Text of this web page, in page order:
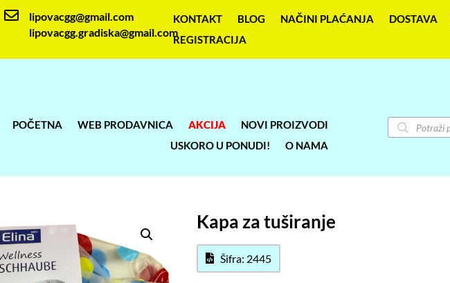

lipovacgg@gmail.com
lipovacgg.gradiska@gmail.com
KONTAKT BLOG NAČINI PLAĆANJA DOSTAVA
REGISTRACIJA
POČETNA WEB PRODAVNICA AKCIJA
NOVI PROIZVODI
USKORO U PONUDI!
O NAMA
Products
search
Kapa za tuširanje
Šifra: 2445